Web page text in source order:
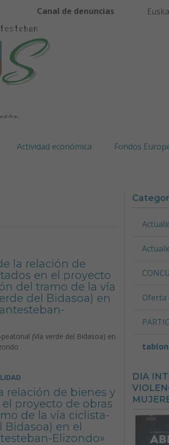
Canal de denuncias
Actividad económica Fondos
la relación de
en el proyecto
del tramo de la vía
del Bidasoa) en
(Vía verde del Bidasoa) en
relación de bienes y
proyecto de obras
de la vía ciclista-
Bidasoa) en el
Elizondo»
Oferta
tablon
DIA